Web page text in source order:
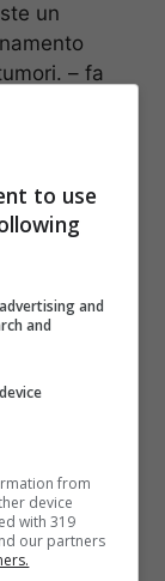
un
– fa
in
to use
and
and
from
device
with 319
our partners